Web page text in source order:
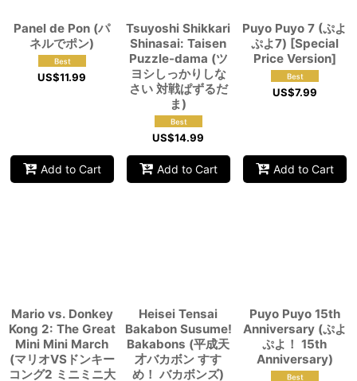
Panel de Pon (パ
ネルでポン)
US$11.99
Add to Cart
Tsuyoshi Shikkari
Shinasai: Taisen
Puzzle-dama (ツ
ヨシしっかりしな
さい 対戦ぱずるだ
ま)
US$14.99
Add to Cart
Puyo Puyo 7 (ぷよ
ぷよ7) [Special
Price Version]
US$7.99
Add to Cart
Mario vs. Donkey
Kong 2: The Great
Mini Mini March
(マリオVSドンキー
コング2 ミニミニ大
Heisei Tensai
Bakabon Susume!
Bakabons (平成天
才バカボン すす
め！ バカボンズ)
Puyo Puyo 15th
Anniversary (ぷよ
ぷよ！ 15th
Anniversary)